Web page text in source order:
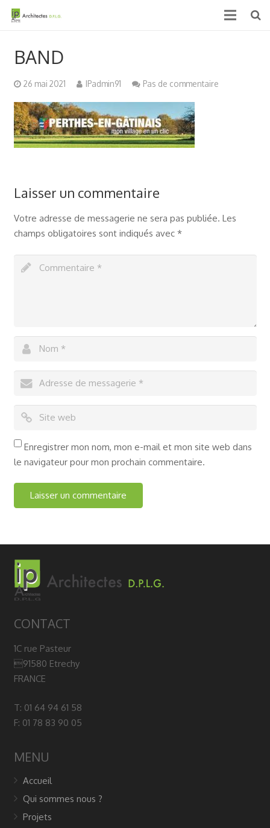
Actualités & médias
BAND
26 mai 2021 IPadmin91 Pas de commentaire
Laisser un commentaire
Votre adresse de messagerie ne sera pas publiée. Les
champs obligatoires sont indiqués avec *
Enregistrer mon nom, mon e-mail et mon site web dans
le navigateur pour mon prochain commentaire.
CONTACT
1C rue Pasteur
91580 Etrechy
FRANCE
T: 01 64 94 61 58
F: 01 78 83 90 05
MENU
Accueil
Qui sommes nous ?
Projets